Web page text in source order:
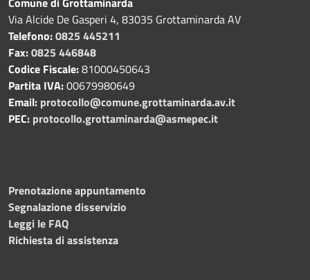
Via Alcide De Gasperi 4, 83035 Grottaminarda AV
Telefono:0825 445211
Fax:0825 446848
Codice Fiscale:81000450643
Partita IVA:00679980649
Email: protocollo@comune.grottaminarda.av.it
PEC: protocollo.grottaminarda@asmepec.it
Prenotazione appuntamento
Segnalazione disservizio
Leggi le FAQ
Richiesta di assistenza